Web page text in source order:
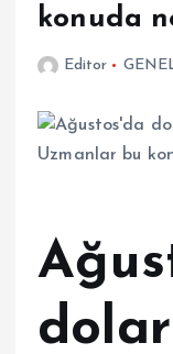
konuda
Editor